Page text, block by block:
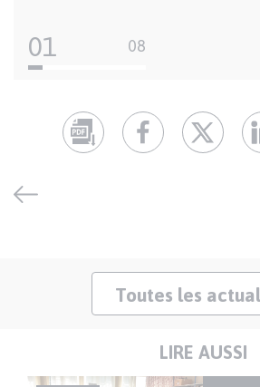
01 08
Toutes les
LIRE AUSSI